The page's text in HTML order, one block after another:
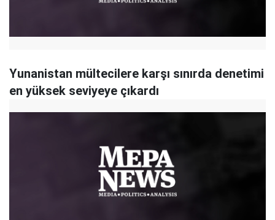
Yunanistan mültecilere karşı sınırda denetimi
en yüksek seviyeye çıkardı